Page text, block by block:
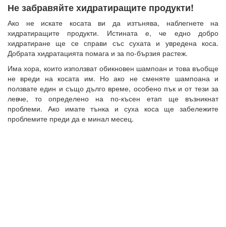
Не забравяйте хидратиращите продукти!
Ако не искате косата ви да изтънява, наблегнете на
хидратиращите продукти. Истината е, че едно добро
хидратиране ще се справи със сухата и увредена коса.
Добрата хидратацията помага и за по-бързия растеж.
Има хора, които използват обикновен шампоан и това въобще
не вреди на косата им. Но ако не сменяте шампоана и
ползвате един и също дълго време, особено пък и от тези за
левче, то определено на по-късен етап ще възникнат
проблеми. Ако имате тънка и суха коса ще забележите
проблемите преди да е минал месец.